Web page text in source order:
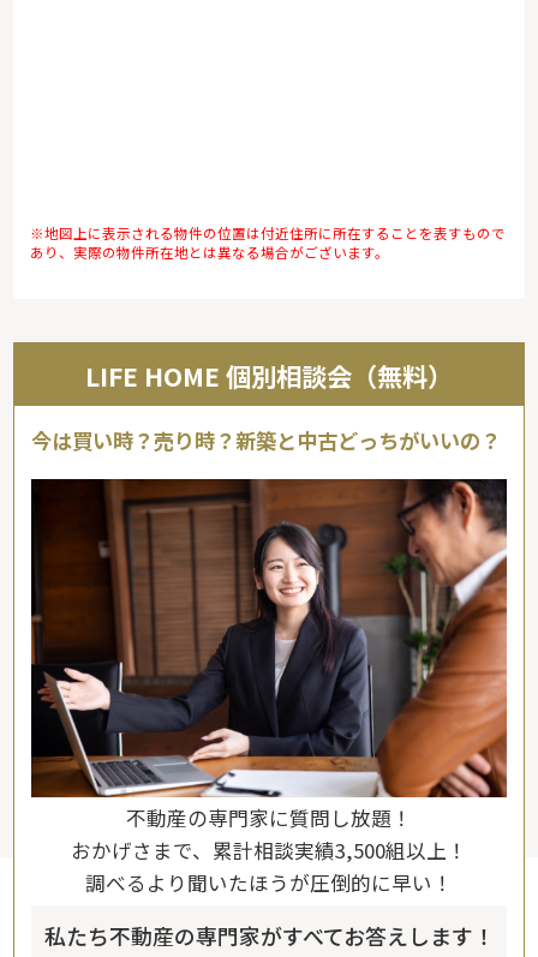
※地図上に表示される物件の位置は付近住所に所在することを表すもので
あり、実際の物件所在地とは異なる場合がございます。
LIFE HOME 個別相談会（無料）
今は買い時？売り時？新築と中古どっちがいいの？
不動産の専門家に質問し放題！
おかげさまで、累計相談実績3,500組以上！
調べるより聞いたほうが圧倒的に早い！
私たち不動産の専門家がすべてお答えします！